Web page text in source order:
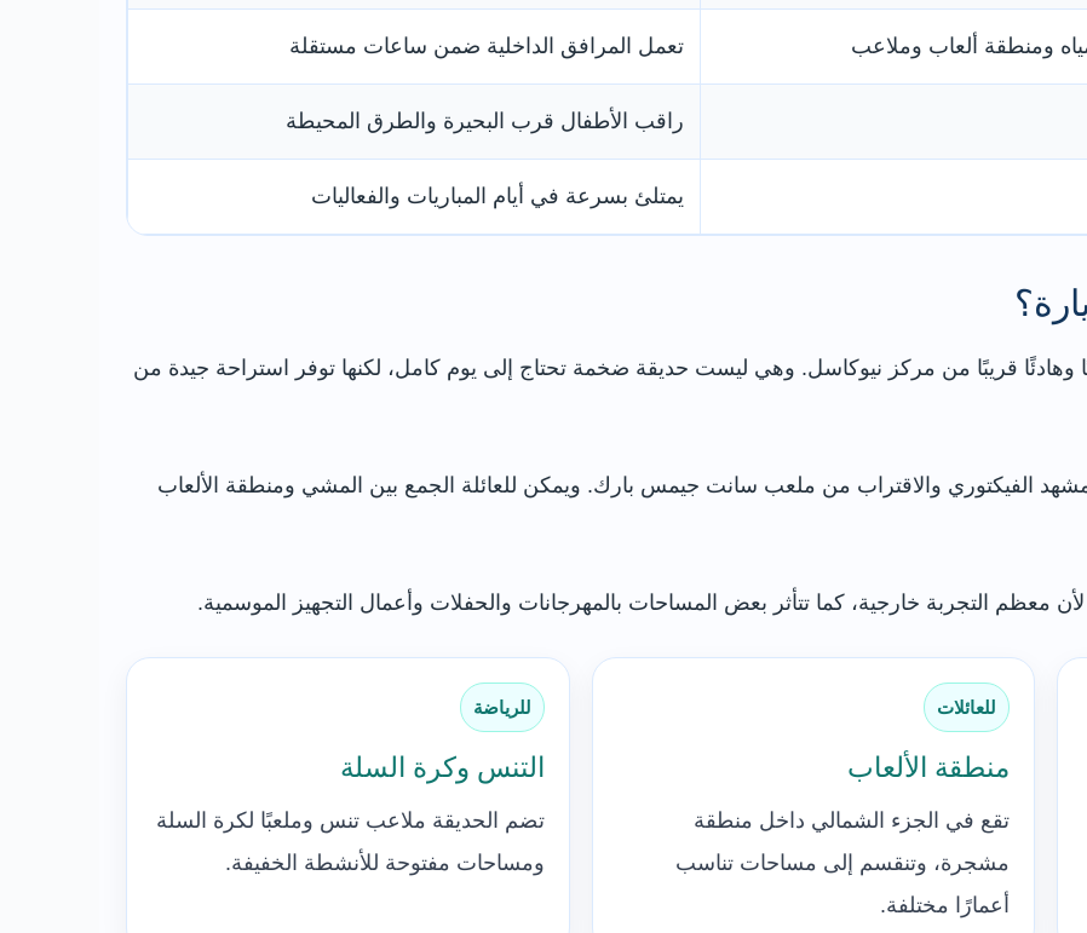
ومنطقة ألعاب وملاعب تعمل المرافق الداخلية ضمن ساعات مستقلة
راقب الأطفال قرب البحيرة والطرق المحيطة
يمتلئ بسرعة في أيام المباريات والفعاليات
وهادئًا قريبًا من مركز نيوكاسل. وهي ليست حديقة ضخمة تحتاج إلى يوم كامل، لكنها توفر استراحة جيدة من
الفيكتوري والاقتراب من ملعب سانت جيمس بارك. ويمكن للعائلة الجمع بين المشي ومنطقة الألعاب
معظم التجربة خارجية، كما تتأثر بعض المساحات بالمهرجانات والحفلات وأعمال التجهيز الموسمية.
للعائلات
منطقة الألعاب
تقع في الجزء الشمالي داخل منطقة
مشجرة، وتنقسم إلى مساحات تناسب
أعمارًا مختلفة.
للرياضة
التنس وكرة السلة
تضم الحديقة ملاعب تنس وملعبًا لكرة السلة
ومساحات مفتوحة للأنشطة الخفيفة.